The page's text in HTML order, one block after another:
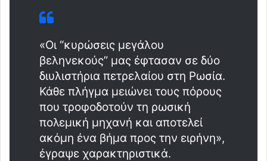
«Οι “κυρώσεις μεγάλου
βεληνεκούς” μας έφτασαν σε δύο
διυλιστήρια πετρελαίου στη Ρωσία.
Κάθε πλήγμα μειώνει τους πόρους
που τροφοδοτούν τη ρωσική
πολεμική μηχανή και αποτελεί
ακόμη ένα βήμα προς την ειρήνη»,
έγραψε χαρακτηριστικά.